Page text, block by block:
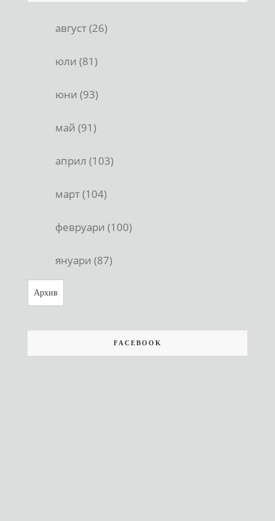
август (26)
юли (81)
юни (93)
май (91)
април (103)
март (104)
февруари (100)
януари (87)
Архив
FACEBOOK